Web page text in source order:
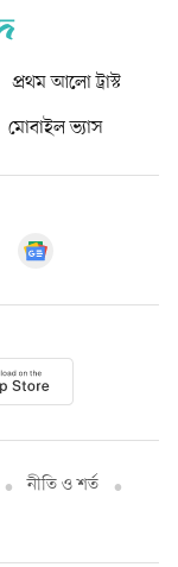
প্রথম আলো ট্রাস্ট
মোবাইল ভ্যাস
নীতি ও শর্ত